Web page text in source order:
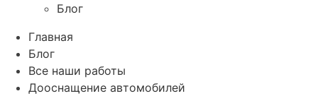
Блог
Главная
Блог
Все наши работы
Дооснащение автомобилей